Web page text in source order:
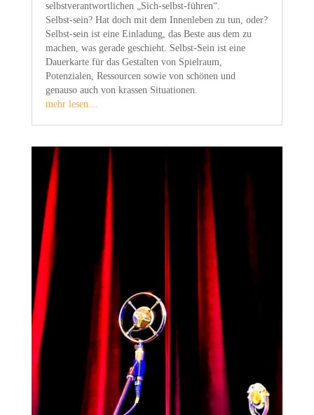
selbstverantwortlichen „Sich-selbst-führen“.
Selbst-sein? Hat doch mit dem Innenleben zu tun, oder?
Selbst-sein ist eine Einladung, das Beste aus dem zu
machen, was gerade geschieht. Selbst-Sein ist eine
Dauerkarte für das Gestalten von Spielraum,
Potenzialen, Ressourcen sowie von schönen und
genauso auch von krassen Situationen.
mehr lesen…